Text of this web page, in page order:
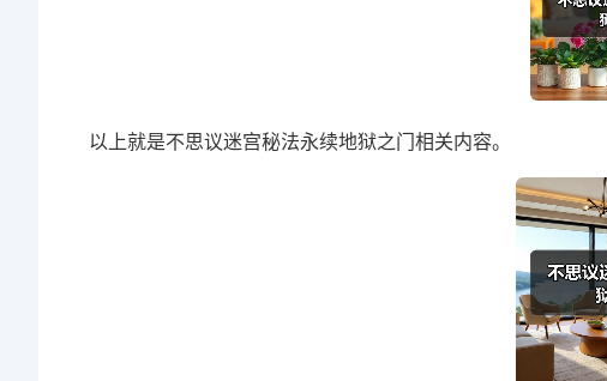
以上就是不思议迷宫秘法永续地狱之门相关内容。